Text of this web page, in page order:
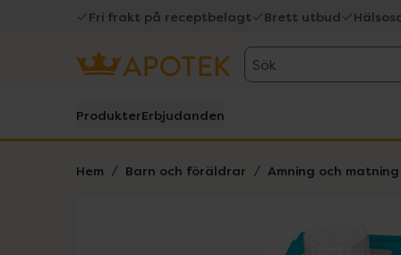
Fri frakt på receptbelagt Brett utbud
Sök
ProdukterErbjudanden
Hem Barn och föräldrar Amning och matning
Lista: . Innehåller 1 objekt.